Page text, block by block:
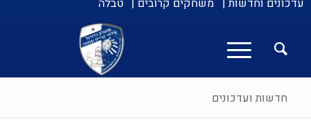
עדכונים וחדשות | משחקים קרובים | טבלה
חדשות ועדכונים